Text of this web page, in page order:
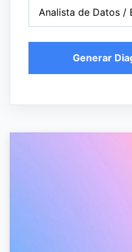
Generar